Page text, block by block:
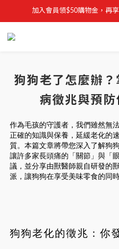
【安心聲明】 獸研所全品項未
加入會員領$50購物金，再
加入官方LINE，
狗狗老了怎麼辦
病徵兆與預防
作為毛孩的守護者，我們雖然無
正確的知識與保養，延緩老化的
質。本篇文章將帶您深入了解狗
讓許多家長頭痛的「關節」與「
議，並分享由獸醫師親自研發的
派，讓狗狗在享受美味零食的同
狗狗老化的徵兆：你